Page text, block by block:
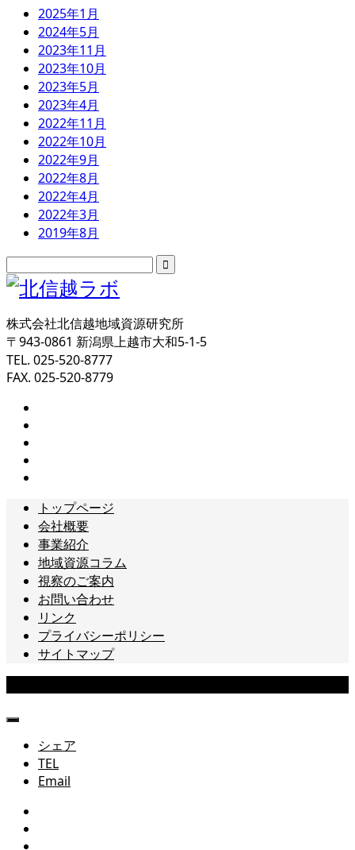
2025年1月
2024年5月
2023年11月
2023年10月
2023年5月
2023年4月
2022年11月
2022年10月
2022年9月
2022年8月
2022年4月
2022年3月
2019年8月
株式会社北信越地域資源研究所
〒943-0861 新潟県上越市大和5-1-5
TEL. 025-520-8777
FAX. 025-520-8779
トップページ
会社概要
事業紹介
地域資源コラム
視察のご案内
お問い合わせ
リンク
プライバシーポリシー
サイトマップ
シェア
TEL
Email